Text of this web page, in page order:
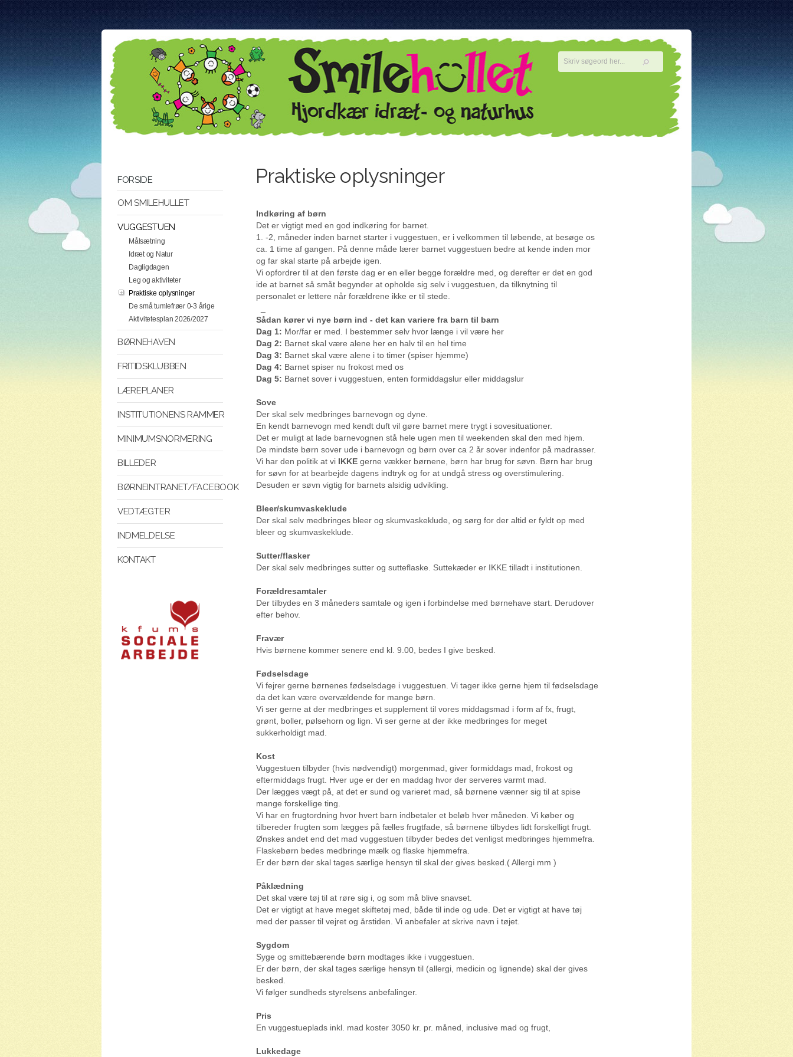
FORSIDE
OM SMILEHULLET
VUGGESTUEN
Målsætning
Idræt og Natur
Dagligdagen
Leg og aktiviteter
Praktiske oplysninger
De små tumlefrøer 0-3 årige
Aktivitetesplan 2026/2027
BØRNEHAVEN
FRITIDSKLUBBEN
LÆREPLANER
INSTITUTIONENS RAMMER
MINIMUMSNORMERING
BILLEDER
BØRNEINTRANET/FACEBOOK
VEDTÆGTER
INDMELDELSE
KONTAKT
Praktiske oplysninger
Indkøring af børn
Det er vigtigt med en god indkøring for barnet.
1. -2, måneder inden barnet starter i vuggestuen, er i velkommen til løbende, at besøge os
ca. 1 time af gangen. På denne måde lærer barnet vuggestuen bedre at kende inden mor
og far skal starte på arbejde igen.
Vi opfordrer til at den første dag er en eller begge forældre med, og derefter er det en god
ide at barnet så småt begynder at opholde sig selv i vuggestuen, da tilknytning til
personalet er lettere når forældrene ikke er til stede.
Sådan kører vi nye børn ind - det kan variere fra barn til barn
Dag 1: Mor/far er med. I bestemmer selv hvor længe i vil være her
Dag 2: Barnet skal være alene her en halv til en hel time
Dag 3: Barnet skal være alene i to timer (spiser hjemme)
Dag 4: Barnet spiser nu frokost med os
Dag 5: Barnet sover i vuggestuen, enten formiddagslur eller middagslur
Sove
Der skal selv medbringes barnevogn og dyne.
En kendt barnevogn med kendt duft vil gøre barnet mere trygt i sovesituationer.
Det er muligt at lade barnevognen stå hele ugen men til weekenden skal den med hjem.
De mindste børn sover ude i barnevogn og børn over ca 2 år sover indenfor på madrasser.
Vi har den politik at vi IKKE gerne vækker børnene, børn har brug for søvn. Børn har brug
for søvn for at bearbejde dagens indtryk og for at undgå stress og overstimulering.
Desuden er søvn vigtig for barnets alsidig udvikling.
Bleer/skumvaskeklude
Der skal selv medbringes bleer og skumvaskeklude, og sørg for der altid er fyldt op med
bleer og skumvaskeklude.
Sutter/flasker
Der skal selv medbringes sutter og sutteflaske. Suttekæder er IKKE tilladt i institutionen.
Forældresamtaler
Der tilbydes en 3 måneders samtale og igen i forbindelse med børnehave start. Derudover
efter behov.
Fravær
Hvis børnene kommer senere end kl. 9.00, bedes I give besked.
Fødselsdage
Vi fejrer gerne børnenes fødselsdage i vuggestuen. Vi tager ikke gerne hjem til fødselsdage
da det kan være overvældende for mange børn.
Vi ser gerne at der medbringes et supplement til vores middagsmad i form af fx, frugt,
grønt, boller, pølsehorn og lign. Vi ser gerne at der ikke medbringes for meget
sukkerholdigt mad.
Kost
Vuggestuen tilbyder (hvis nødvendigt) morgenmad, giver formiddags mad, frokost og
eftermiddags frugt. Hver uge er der en maddag hvor der serveres varmt mad.
Der lægges vægt på, at det er sund og varieret mad, så børnene vænner sig til at spise
mange forskellige ting.
Vi har en frugtordning hvor hvert barn indbetaler et beløb hver måneden. Vi køber og
tilbereder frugten som lægges på fælles frugtfade, så børnene tilbydes lidt forskelligt frugt.
Ønskes andet end det mad vuggestuen tilbyder bedes det venligst medbringes hjemmefra.
Flaskebørn bedes medbringe mælk og flaske hjemmefra.
Er der børn der skal tages særlige hensyn til skal der gives besked.( Allergi mm )
Påklædning
Det skal være tøj til at røre sig i, og som må blive snavset.
Det er vigtigt at have meget skiftetøj med, både til inde og ude. Det er vigtigt at have tøj
med der passer til vejret og årstiden. Vi anbefaler at skrive navn i tøjet.
Sygdom
Syge og smittebærende børn modtages ikke i vuggestuen.
Er der børn, der skal tages særlige hensyn til (allergi, medicin og lignende) skal der gives
besked.
Vi følger sundheds styrelsens anbefalinger.
Pris
En vuggestueplads inkl. mad koster 3050 kr. pr. måned, inclusive mad og frugt,
Lukkedage